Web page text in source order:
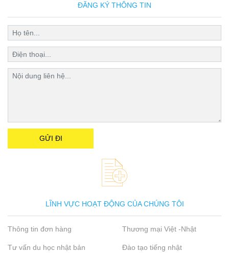
ĐĂNG KÝ THÔNG TIN
LĨNH VỰC HOẠT ĐỘNG CỦA CHÚNG TÔI
Thông tin đơn hàng Thương mại Việt -Nhật
Tư vấn du học nhật bản Đào tạo tiếng nhật